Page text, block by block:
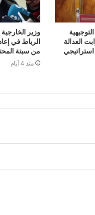
2027 أن ثوابت العدالة
استراتيجي
وزير
من سبتة
منذ 4 أيام